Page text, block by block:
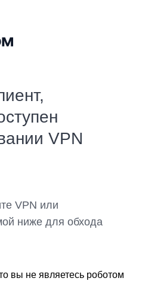
VPN
VPN или
ниже для обхода
вы не являетесь роботом